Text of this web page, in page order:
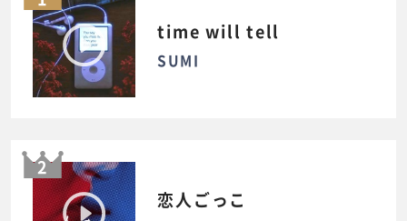
time will tell
SUMI
2
恋人ごっこ